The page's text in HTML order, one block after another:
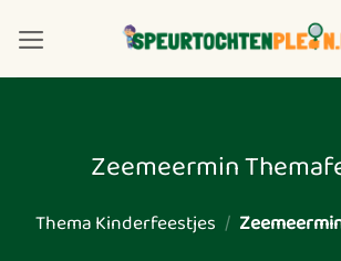
naar
inhoud
Zeemeermin
Thema Kinderfeestjes /